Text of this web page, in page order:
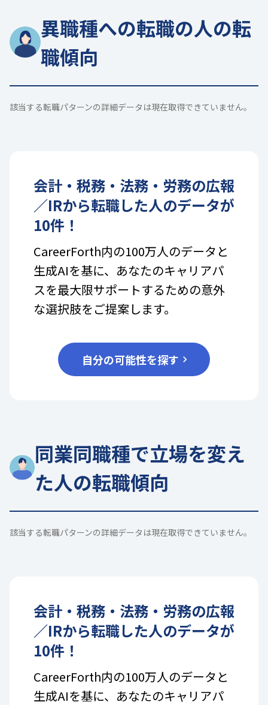
異職種への転職の人の転
職傾向
該当する転職パターンの詳細データは現在取得できていません。
会計・税務・法務・労務の広報
／IRから転職した人のデータが
10件！
CareerForth内の100万人のデータと
生成AIを基に、あなたのキャリアパ
スを最大限サポートするための意外
な選択肢をご提案します。
自分の可能性を探す
同業同職種で立場を変え
た人の転職傾向
該当する転職パターンの詳細データは現在取得できていません。
会計・税務・法務・労務の広報
／IRから転職した人のデータが
10件！
CareerForth内の100万人のデータと
生成AIを基に、あなたのキャリアパ